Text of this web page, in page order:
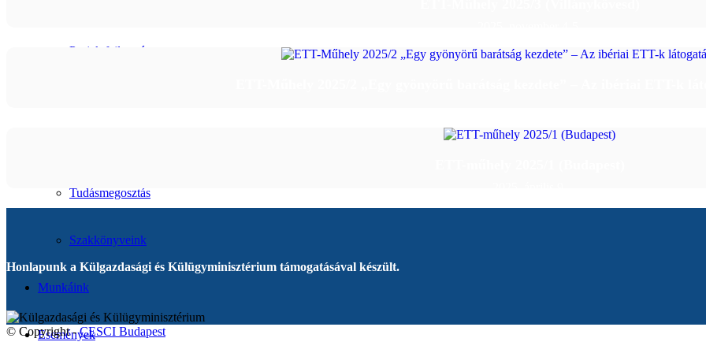
Projektfejlesztés
Tudásmegosztás
Szakkönyveink
Munkáink
Események
Honlapunk a Külgazdasági és Külügyminisztérium támogatásával készült.
© Copyright -CESCI Budapest